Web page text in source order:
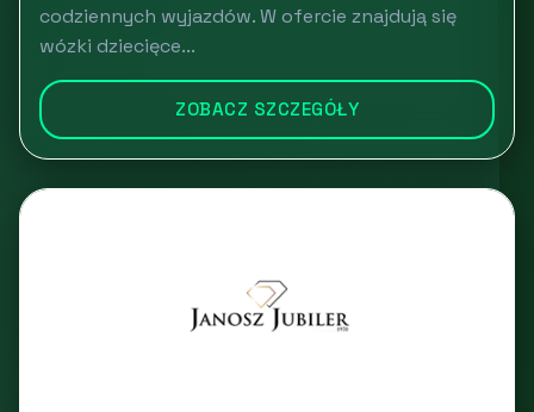
codziennych wyjazdów. W ofercie znajdują się
wózki dziecięce...
ZOBACZ SZCZEGÓŁY